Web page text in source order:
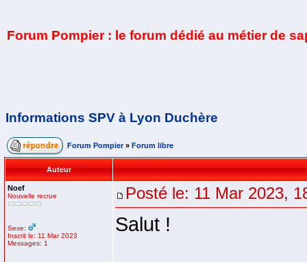
Forum Pompier : le forum dédié au métier de
Informations SPV à Lyon Duchère
Forum Pompier » Forum libre
Auteur
Noef
Nouvelle recrue
Sexe:
Inscrit le: 11 Mar 2023
Messages: 1
Posté le: 11 Mar 2023,
Salut !